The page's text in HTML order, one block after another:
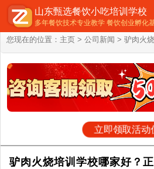
您现在的位置： 主页 > 公司新闻 > 驴肉火
培训哪家好？
立即领取活动
驴肉火烧培训学校哪家好？
山东甄选餐饮小吃培训学校
多年餐饮技术专业教学 餐饮创业孵化